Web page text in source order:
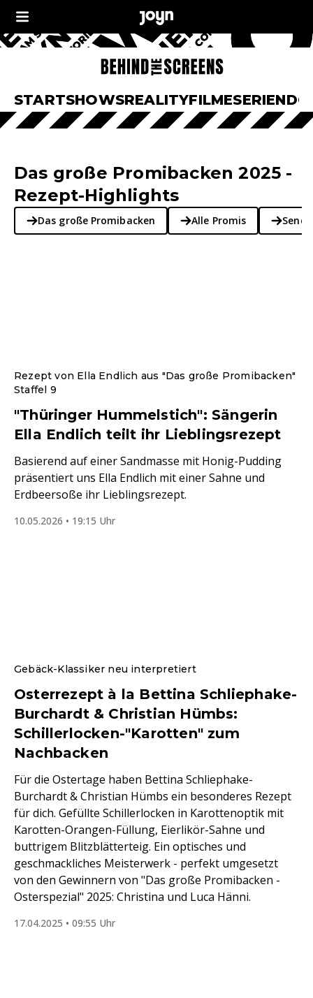
STARTSHOWSREALITYFILMESERIEN
Das große Promibacken 2025 -
Rezept-Highlights
Das große Promibacken Alle Promis
Rezept von Ella Endlich aus "Das große Promibacken"
Staffel 9
"Thüringer Hummelstich": Sängerin
Ella Endlich teilt ihr Lieblingsrezept
Basierend auf einer Sandmasse mit Honig-Pudding
präsentiert uns Ella Endlich mit einer Sahne und
Erdbeersoße ihr Lieblingsrezept.
10.05.2026 • 19:15 Uhr
Gebäck-Klassiker neu interpretiert
Osterrezept à la Bettina Schliephake-
Burchardt & Christian Hümbs:
Schillerlocken-"Karotten" zum
Nachbacken
Für die Ostertage haben Bettina Schliephake-
Burchardt & Christian Hümbs ein besonderes Rezept
für dich. Gefüllte Schillerlocken in Karottenoptik mit
Karotten-Orangen-Füllung, Eierlikör-Sahne und
buttrigem Blitzblätterteig. Ein optisches und
geschmackliches Meisterwerk - perfekt umgesetzt
von den Gewinnern von "Das große Promibacken -
Osterspezial" 2025: Christina und Luca Hänni.
17.04.2025 • 09:55 Uhr